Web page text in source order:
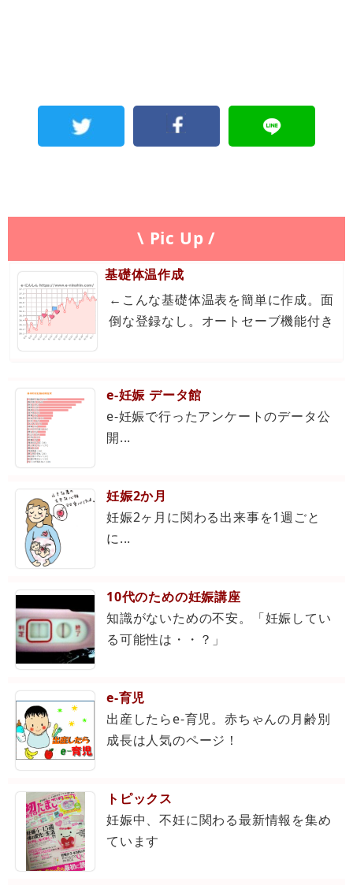
\ Pic Up /
基礎体温作成
←こんな基礎体温表を簡単に作成。面
倒な登録なし。オートセーブ機能付き
e-妊娠 データ館
e-妊娠で行ったアンケートのデータ公
開...
妊娠2か月
妊娠2ヶ月に関わる出来事を1週ごと
に...
10代のための妊娠講座
知識がないための不安。「妊娠してい
る可能性は・・？」
e-育児
出産したらe-育児。赤ちゃんの月齢別
成長は人気のページ！
トピックス
妊娠中、不妊に関わる最新情報を集め
ています